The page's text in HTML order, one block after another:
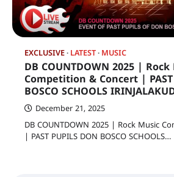
EXCLUSIVE LATEST MUSIC
DB COUNTDOWN 2025 | Rock
Competition & Concert | PAST
BOSCO SCHOOLS
December 21, 2025
DB COUNTDOWN 2025 | Rock Music
| PAST PUPILS DON BOSCO SCHOOLS…